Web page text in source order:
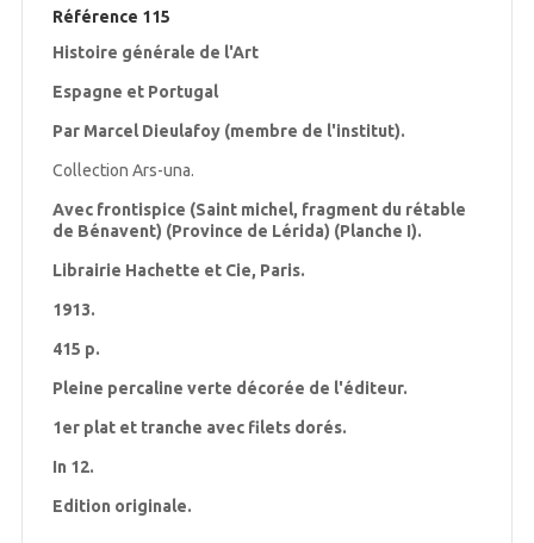
Référence 115
Histoire générale de l'Art
Espagne et Portugal
Par Marcel Dieulafoy (membre de l'institut).
Collection Ars-una.
Avec frontispice (Saint michel, fragment du rétable
de Bénavent) (Province de Lérida) (Planche I).
Librairie Hachette et Cie, Paris.
1913.
415 p.
Pleine percaline verte décorée de l'éditeur.
1er plat et tranche avec filets dorés.
In 12.
Edition originale.